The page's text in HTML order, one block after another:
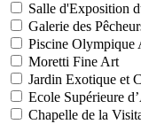
Salle d'Exposition
Galerie des
Piscine Olympique
Moretti Fine Art
Jardin Exotique et
Ecole Supérieure
Chapelle de la